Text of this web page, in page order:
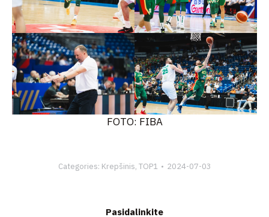
FOTO: FIBA
Categories: Krepšinis, TOP1 2024-07-03
Pasidalinkite